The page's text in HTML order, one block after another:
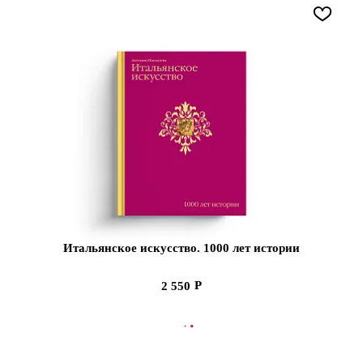
Итальянское искусство. 1000 лет истории
2 550
В КОРЗИНУ